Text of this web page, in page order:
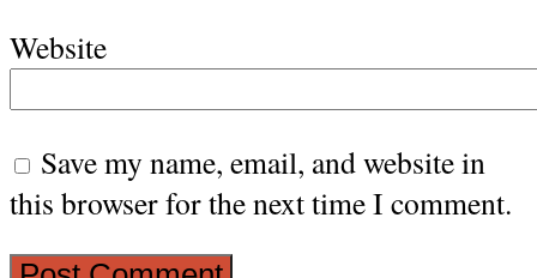
Website
Save my name, email, and website in
this browser for the next time I comment.